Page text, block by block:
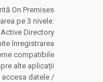
On Premises
pe 3 nivele:
Directory
înregistrarea
compatibile
alte aplicații
datele /